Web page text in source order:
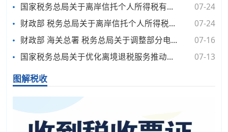
国家税务总局关于离岸信托个人所得税有关征管事项的公告
07-24
财政部 税务总局关于离岸信托个人所得税有关事项的公告
07-24
财政部 海关总署 税务总局关于调整部分电池消费税政策的公告
07-16
国家税务总局关于优化离境退税服务推动政策规范落实的通知
07-13
图解税收